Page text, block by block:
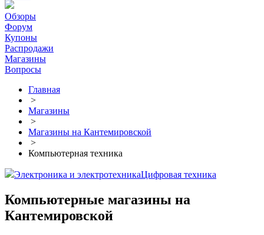
Обзоры
Форум
Купоны
Распродажи
Магазины
Вопросы
Главная
>
Магазины
>
Магазины на Кантемировской
>
Компьютерная техника
Электроника и электротехникаЦифровая техника
Компьютерные магазины на
Кантемировской